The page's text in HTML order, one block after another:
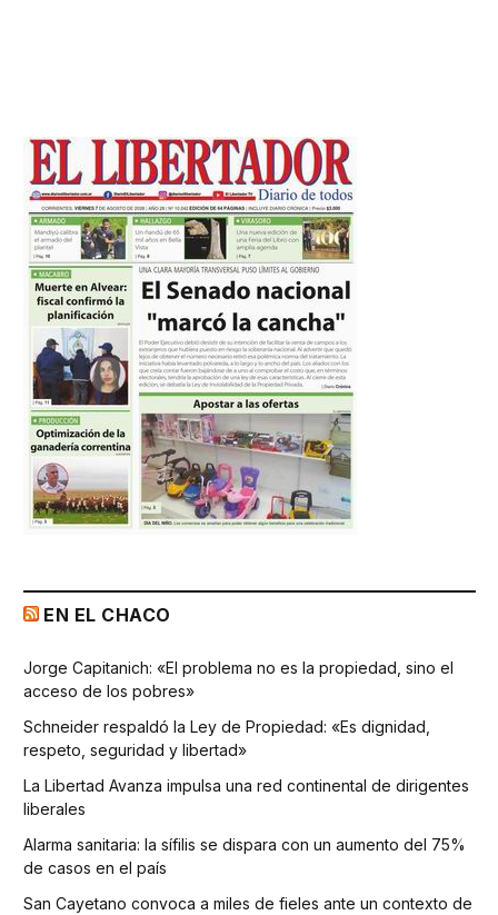
EN EL CHACO
Jorge Capitanich: «El problema no es la propiedad, sino el
acceso de los pobres»
Schneider respaldó la Ley de Propiedad: «Es dignidad,
respeto, seguridad y libertad»
La Libertad Avanza impulsa una red continental de dirigentes
liberales
Alarma sanitaria: la sífilis se dispara con un aumento del 75%
de casos en el país
San Cayetano convoca a miles de fieles ante un contexto de